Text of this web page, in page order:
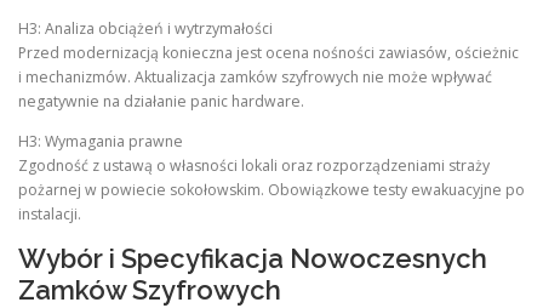
H3: Analiza obciążeń i wytrzymałości
Przed modernizacją konieczna jest ocena nośności zawiasów, ościeżnic
i mechanizmów. Aktualizacja zamków szyfrowych nie może wpływać
negatywnie na działanie panic hardware.
H3: Wymagania prawne
Zgodność z ustawą o własności lokali oraz rozporządzeniami straży
pożarnej w powiecie sokołowskim. Obowiązkowe testy ewakuacyjne po
instalacji.
Wybór i Specyfikacja Nowoczesnych
Zamków Szyfrowych